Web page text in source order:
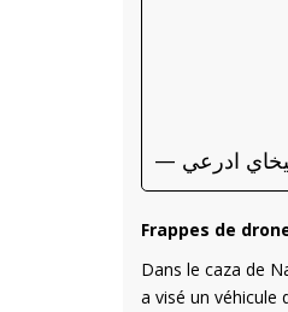
Frappes de
Dans le caza de
a visé un véhicule